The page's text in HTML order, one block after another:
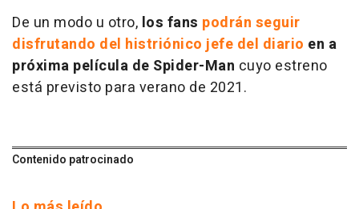
De un modo u otro, los fans podrán seguir
disfrutando del histriónico jefe del diario en a
próxima película de Spider-Man cuyo estreno
está previsto para verano de 2021.
Contenido patrocinado